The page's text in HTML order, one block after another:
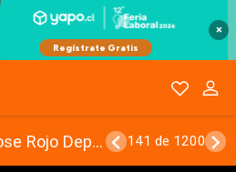
×
Reloj Shark Blacknose Rojo Deportivo impermeable 141 de 1200